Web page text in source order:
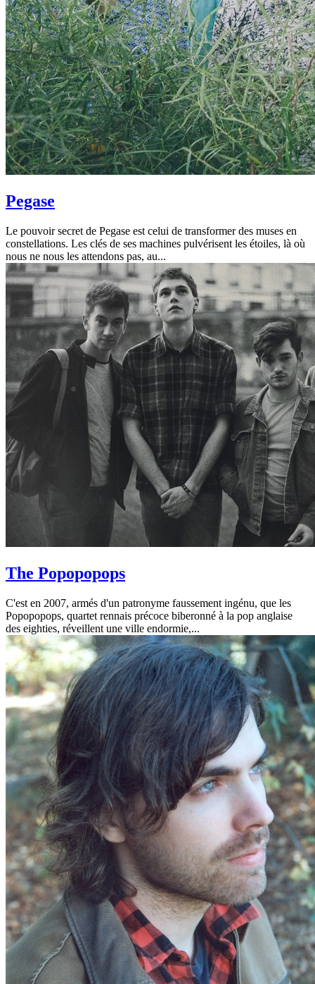
Pegase
Le pouvoir secret de Pegase est celui de transformer des muses en
constellations. Les clés de ses machines pulvérisent les étoiles, là où
nous ne nous les attendons pas, au...
The Popopopops
C'est en 2007, armés d'un patronyme faussement ingénu, que les
Popopopops, quartet rennais précoce biberonné à la pop anglaise
des eighties, réveillent une ville endormie,...